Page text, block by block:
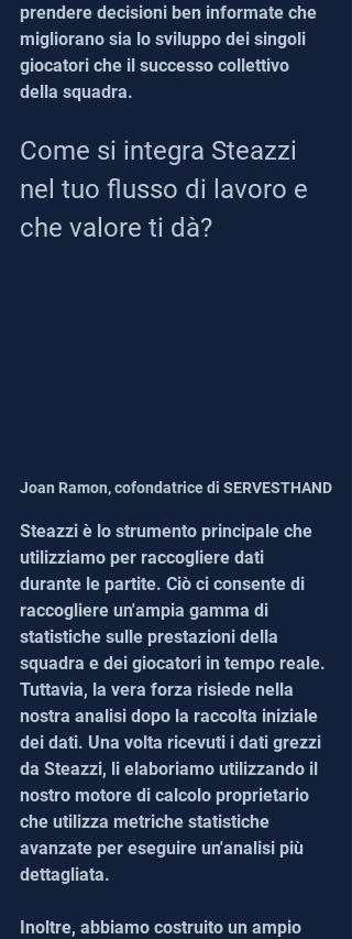
prendere decisioni ben informate che
migliorano sia lo sviluppo dei singoli
giocatori che il successo collettivo
della squadra.
Come si integra Steazzi
nel tuo flusso di lavoro e
che valore ti dà?
Joan Ramon, cofondatrice di SERVESTHAND
Steazzi è lo strumento principale che
utilizziamo per raccogliere dati
durante le partite. Ciò ci consente di
raccogliere un'ampia gamma di
statistiche sulle prestazioni della
squadra e dei giocatori in tempo reale.
Tuttavia, la vera forza risiede nella
nostra analisi dopo la raccolta iniziale
dei dati. Una volta ricevuti i dati grezzi
da Steazzi, li elaboriamo utilizzando il
nostro motore di calcolo proprietario
che utilizza metriche statistiche
avanzate per eseguire un'analisi più
dettagliata.
Inoltre, abbiamo costruito un ampio